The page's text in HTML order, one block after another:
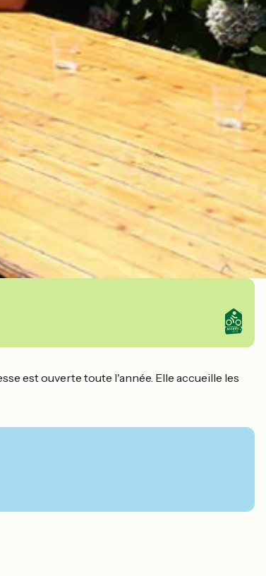
est ouverte toute l'année. Elle accueille les